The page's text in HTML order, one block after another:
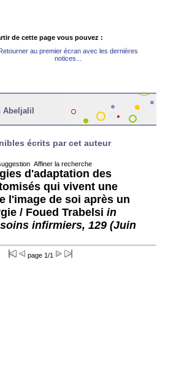
de cette page vous pouvez :
au premier écran avec les dernières
notices...
Abeljalil
écrits par cet auteur
Affiner la recherche
d'adaptation des
qui vivent une
l'image de soi après un
/ Foued Trabelsi in
infirmiers, 129 (Juin
page 1/1